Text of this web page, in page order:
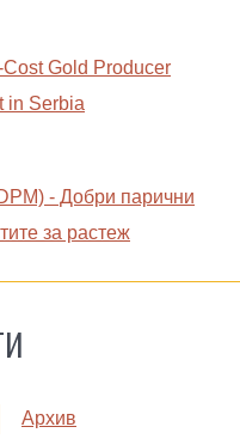
Gold Producer
in Serbia
- Добри парични
за растеж
Архив